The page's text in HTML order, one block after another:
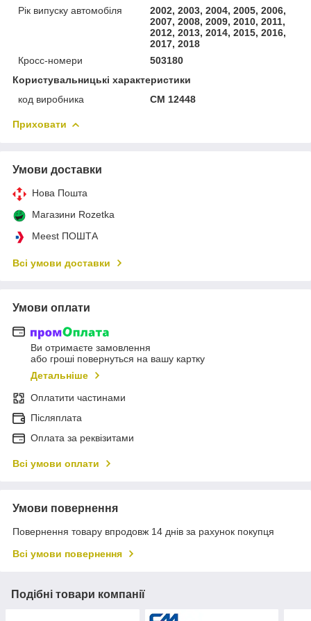
Рік випуску автомобіля
2002, 2003, 2004, 2005, 2006,
2007, 2008, 2009, 2010, 2011,
2012, 2013, 2014, 2015, 2016,
2017, 2018
Кросс-номери
503180
Користувальницькі характеристики
код виробника
CM 12448
Приховати
Умови доставки
Нова Пошта
Магазини Rozetka
Meest ПОШТА
Всі умови доставки
Умови оплати
Ви отримаєте замовлення
або гроші повернуться на вашу картку
Детальніше
Оплатити частинами
Післяплата
Оплата за реквізитами
Всі умови оплати
Умови повернення
Повернення товару впродовж 14 днів за рахунок покупця
Всі умови повернення
Подібні товари компанії